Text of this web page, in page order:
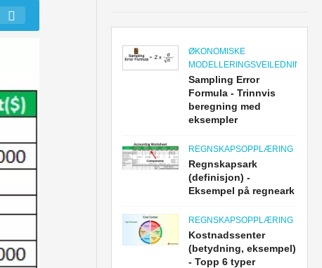
ØKONOMISKE
MODELLERINGSVEILEDNINGER
Sampling Error
Formula - Trinnvis
beregning med
eksempler
REGNSKAPSOPPLÆRING
Regnskapsark
(definisjon) -
Eksempel på regneark
REGNSKAPSOPPLÆRING
Kostnadssenter
(betydning, eksempel)
- Topp 6 typer